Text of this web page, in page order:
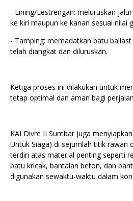
- ⁠Lining/Lestrengan: meluruskan
ke kiri maupun ke kanan sesuai nilai
- ⁠Tamping: memadatkan batu
telah diangkat dan diluruskan.
Ketiga proses ini dilakukan untuk
tetap optimal dan aman bagi
KAI Divre II Sumbar juga
Untuk Siaga) di sejumlah titik rawan
terdiri atas material penting seperti
batu kricak, bantalan beton, dan
digunakan sewaktu-waktu dalam